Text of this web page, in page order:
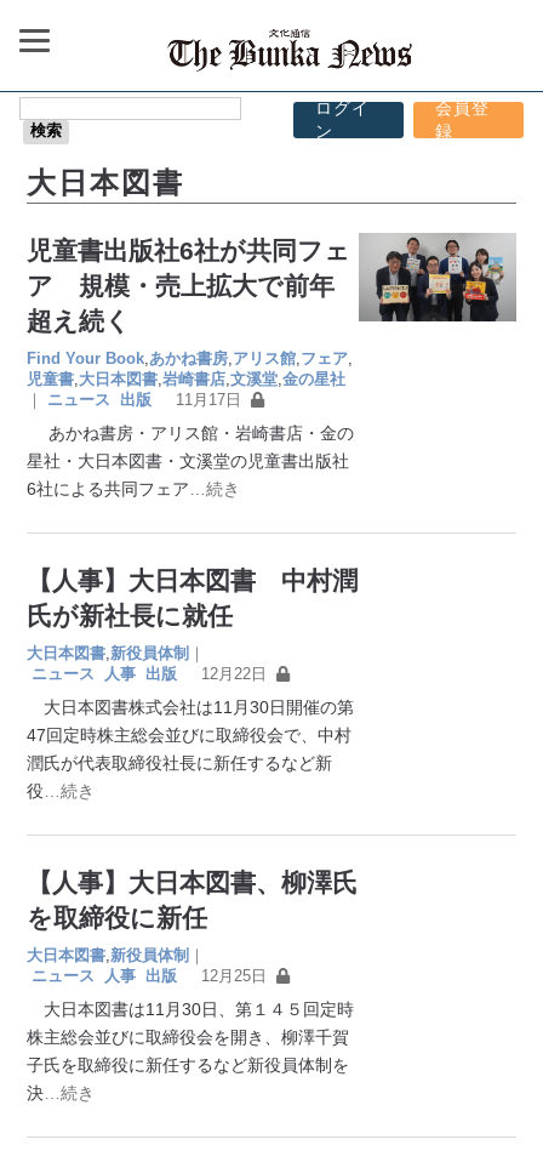
ログイ
ン
会員登
録
大日本図書
児童書出版社6社が共同フェ
ア 規模・売上拡大で前年
超え続く
Find Your Book あかね書房 アリス館 フェア
児童書 大日本図書 ,岩崎書店 ,文溪堂 ,金の星社
｜
ニュース 出版 11月17日
あかね書房・アリス館・岩崎書店・金の
星社・大日本図書・文溪堂の児童書出版社
6社による共同フェア …続き
【人事】大日本図書 中村潤
氏が新社長に就任
大日本図書 新役員体制 ｜
ニュース
人事 出版 12月22日
大日本図書株式会社は11月30日開催の第
47回定時株主総会並びに取締役会で、中村
潤氏が代表取締役社長に新任するなど新
役 …続き
【人事】大日本図書、柳澤氏
を取締役に新任
大日本図書 新役員体制 ｜
ニュース
人事 出版 12月25日
大日本図書は11月30日、第１４５回定時
株主総会並びに取締役会を開き、柳澤千賀
子氏を取締役に新任するなど新役員体制を
決 …続き